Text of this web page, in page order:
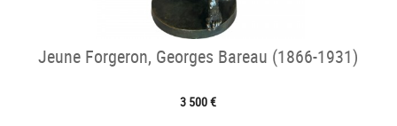
Jeune Forgeron, Georges Bareau (1866-1931)
3 500 €